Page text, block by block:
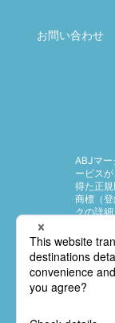
お問い合わせ
ABJマー
ービス
得た正
商標（
クの詳